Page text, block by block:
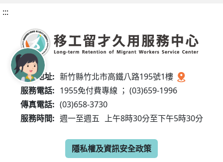
:::
服務地址: 新竹縣竹北市高鐵八路195號1樓
服務電話: 1955免付費專線 ； (03)659-1996
傳真電話: (03)658-3730
服務時間: 週一至週五 上午8時30分至下午5時30分
隱私權及資訊安全政策